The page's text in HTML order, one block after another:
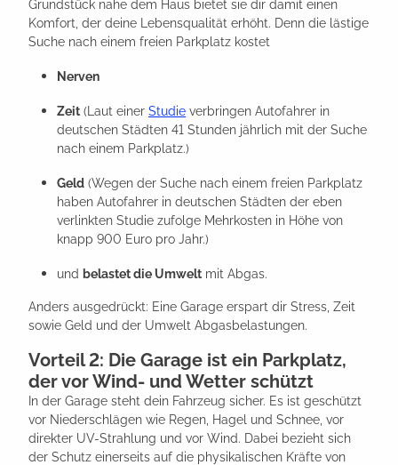
Grundstück nahe dem Haus bietet sie dir damit einen
Komfort, der deine Lebensqualität erhöht. Denn die lästige
Suche nach einem freien Parkplatz kostet
Nerven
Zeit (Laut einer Studie verbringen Autofahrer in
deutschen Städten 41 Stunden jährlich mit der Suche
nach einem Parkplatz.)
Geld (Wegen der Suche nach einem freien Parkplatz
haben Autofahrer in deutschen Städten der eben
verlinkten Studie zufolge Mehrkosten in Höhe von
knapp 900 Euro pro Jahr.)
und belastet die Umwelt mit Abgas.
Anders ausgedrückt: Eine Garage erspart dir Stress, Zeit
sowie Geld und der Umwelt Abgasbelastungen.
Vorteil 2: Die Garage ist ein Parkplatz,
der vor Wind- und Wetter schützt
In der Garage steht dein Fahrzeug sicher. Es ist geschützt
vor Niederschlägen wie Regen, Hagel und Schnee, vor
direkter UV-Strahlung und vor Wind. Dabei bezieht sich
der Schutz einerseits auf die physikalischen Kräfte von